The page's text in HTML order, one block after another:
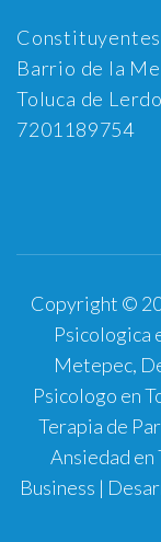
Barrio de la
Toluca de
7201189754
Copyright ©
Psicologica
Metepec,
Psicologo en
Terapia de
Ansiedad en
Business |